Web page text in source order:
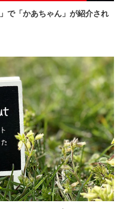
で「かあちゃん」が紹介され